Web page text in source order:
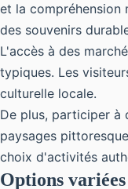
et la compréhension
des souvenirs
L'accès à des
typiques. Les
culturelle locale.
De plus, participer à
paysages
choix d'activités
Options